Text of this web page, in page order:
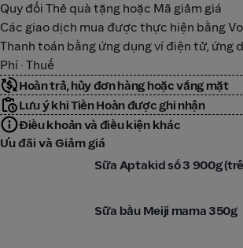
Quy đổi Thẻ quà tặng hoặc Mã giảm giá
Các giao dịch mua được thực hiện bằng
Thanh toán bằng ứng dụng ví điện tử, ứng
Phí · Thuế
Hoàn trả, hủy đơn hàng hoặc vắng mặt
Lưu ý khi Tiền Hoàn được ghi nhận
Điều khoản và điều kiện khác
Ưu đãi và Giảm giá
Sữa Aptakid số 3 900g
Sữa bầu Meiji mama 350g